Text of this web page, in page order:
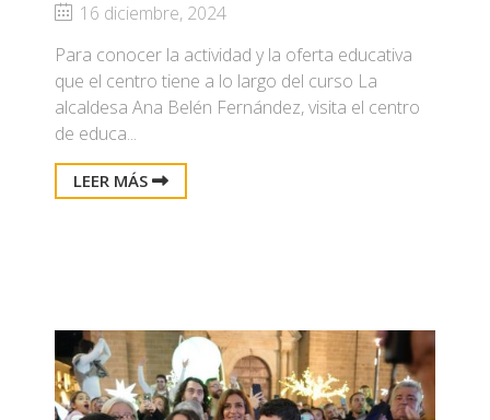
16 diciembre, 2024
Para conocer la actividad y la oferta educativa
que el centro tiene a lo largo del curso La
alcaldesa Ana Belén Fernández, visita el centro
de educa...
LEER MÁS